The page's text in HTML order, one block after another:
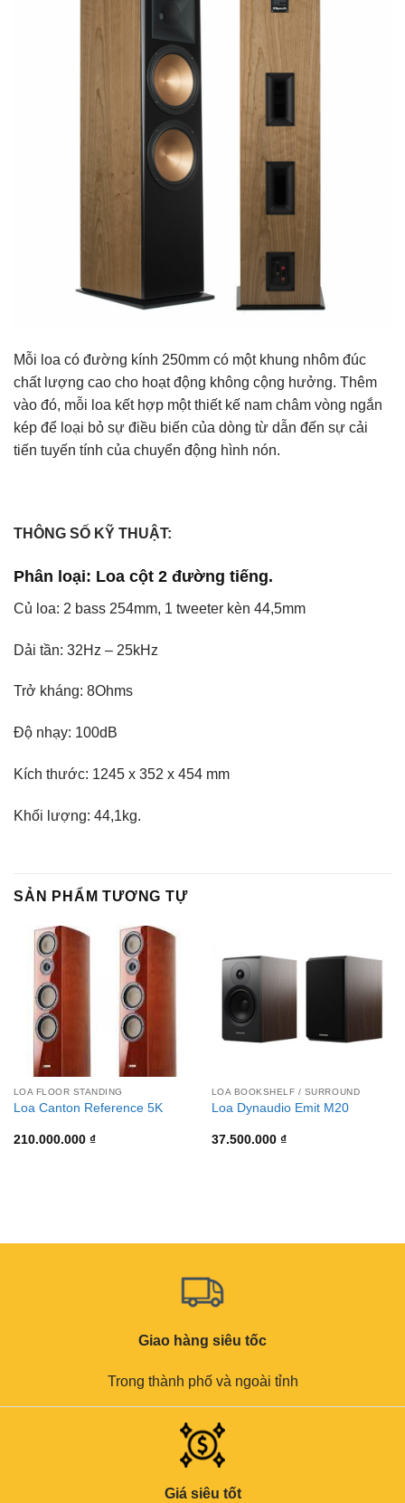
Mỗi loa có đường kính 250mm có một khung nhôm đúc
chất lượng cao cho hoạt động không cộng hưởng. Thêm
vào đó, mỗi loa kết hợp một thiết kế nam châm vòng ngắn
kép để loại bỏ sự điều biến của dòng từ dẫn đến sự cải
tiến tuyến tính của chuyển động hình nón.
THÔNG SỐ KỸ THUẬT:
Phân loại: Loa cột 2 đường tiếng.
Củ loa: 2 bass 254mm, 1 tweeter kèn 44,5mm
Dải tần: 32Hz – 25kHz
Trở kháng: 8Ohms
Độ nhạy: 100dB
Kích thước: 1245 x 352 x 454 mm
Khối lượng: 44,1kg.
SẢN PHẨM TƯƠNG TỰ
LOA FLOOR STANDING
Loa Canton Reference 5K
210.000.000 ₫
LOA BOOKSHELF / SURROUND
Loa Dynaudio Emit M20
37.500.000 ₫
Giao hàng siêu tốc
Trong thành phố và ngoài tỉnh
Giá siêu tốt